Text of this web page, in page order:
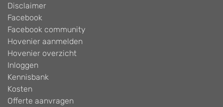
Disclaimer
Facebook
Facebook community
Hovenier aanmelden
Hovenier overzicht
Inloggen
Kennisbank
Kosten
Offerte aanvragen